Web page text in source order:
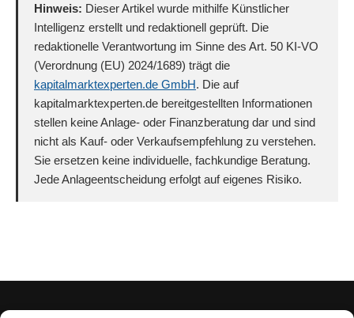
Hinweis: Dieser Artikel wurde mithilfe Künstlicher
Intelligenz erstellt und redaktionell geprüft. Die
redaktionelle Verantwortung im Sinne des Art. 50 KI-VO
(Verordnung (EU) 2024/1689) trägt die
kapitalmarktexperten.de GmbH. Die auf
kapitalmarktexperten.de bereitgestellten Informationen
stellen keine Anlage- oder Finanzberatung dar und sind
nicht als Kauf- oder Verkaufsempfehlung zu verstehen.
Sie ersetzen keine individuelle, fachkundige Beratung.
Jede Anlageentscheidung erfolgt auf eigenes Risiko.